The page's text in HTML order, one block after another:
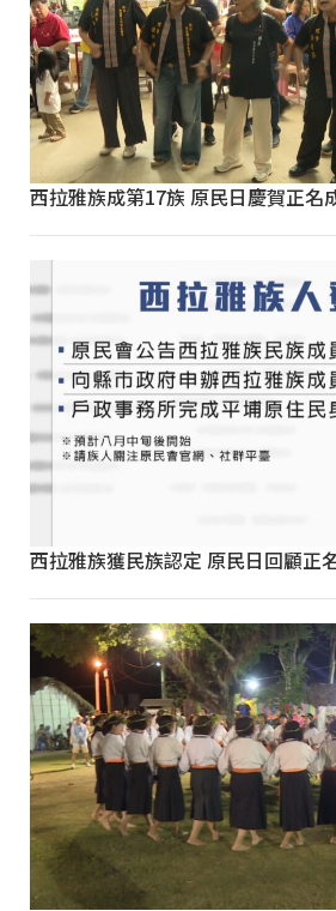
西拉雅族成第17族 原民日慶賀正名
西拉雅族獲民族認定 原民日回顧正